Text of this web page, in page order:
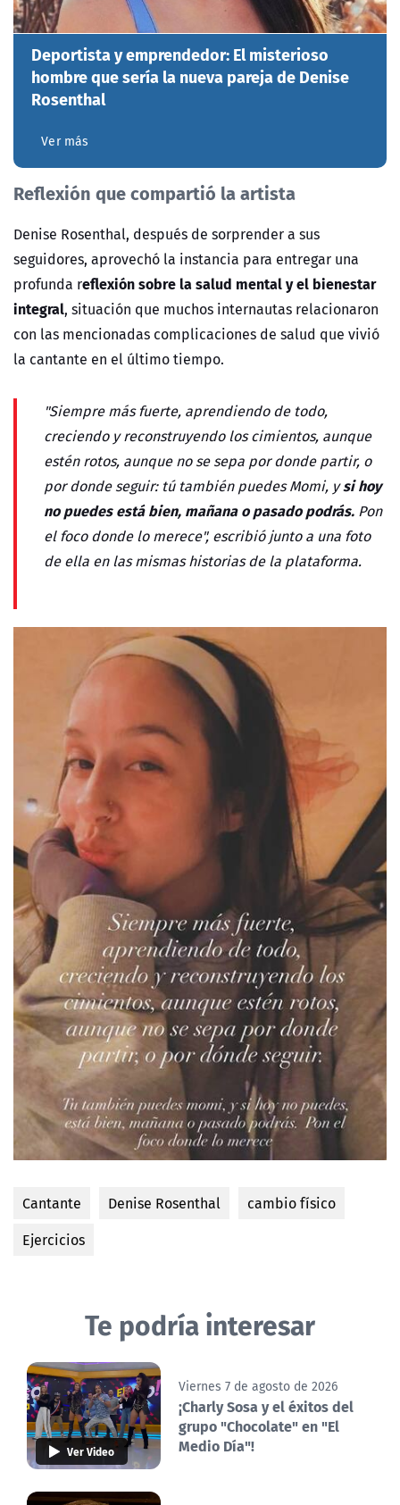
Deportista y emprendedor: El misterioso
hombre que sería la nueva pareja de Denise
Rosenthal
Ver más
Reflexión que compartió la artista
Denise Rosenthal, después de sorprender a sus
seguidores, aprovechó la instancia para entregar una
profunda reflexión sobre la salud mental y el bienestar
integral, situación que muchos internautas relacionaron
con las mencionadas complicaciones de salud que vivió
la cantante en el último tiempo.
"Siempre más fuerte, aprendiendo de todo,
creciendo y reconstruyendo los cimientos, aunque
estén rotos, aunque no se sepa por donde partir, o
por donde seguir: tú también puedes Momi, ysi hoy
no puedes está bien, mañana o pasado podrás. Pon
el foco donde lo merece", escribió junto a una foto
de ella en las mismas historias de la plataforma.
Cantante Denise Rosenthal
cambio físico
Ejercicios
Te podría interesar
Ver Video
Viernes 7 de agosto de 2026
¡Charly Sosa y el éxitos del
grupo "Chocolate" en "El
Medio Día"!